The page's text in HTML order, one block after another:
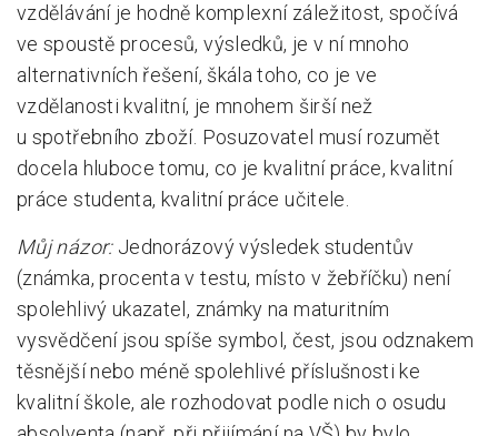
vzdělávání je hodně komplexní záležitost, spočívá
ve spoustě procesů, výsledků, je v ní mnoho
alternativních řešení, škála toho, co je ve
vzdělanosti kvalitní, je mnohem širší než
u spotřebního zboží. Posuzovatel musí rozumět
docela hluboce tomu, co je kvalitní práce, kvalitní
práce studenta, kvalitní práce učitele.
Můj názor: Jednorázový výsledek studentův
(známka, procenta v testu, místo v žebříčku) není
spolehlivý ukazatel, známky na maturitním
vysvědčení jsou spíše symbol, čest, jsou odznakem
těsnější nebo méně spolehlivé příslušnosti ke
kvalitní škole, ale rozhodovat podle nich o osudu